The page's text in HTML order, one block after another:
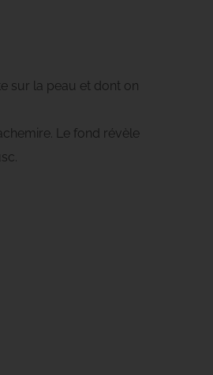
sur la peau et dont on
Le fond révèle